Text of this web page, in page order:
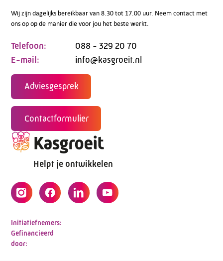
Wij zijn dagelijks bereikbaar van 8.30 tot 17.00 uur. Neem contact met
ons op op de manier die voor jou het beste werkt.
Telefoon:
088 - 329 20 70
E-mail:
info@kasgroeit.nl
Adviesgesprek
Contactformulier
Helpt je ontwikkelen
Initiatiefnemers:
Gefinancieerd
door: